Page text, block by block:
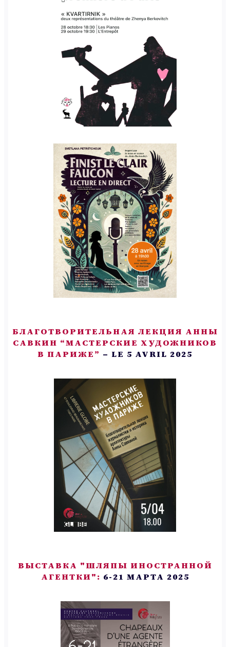
БЛАГОТВОРИТЕЛЬНАЯ ЛЕКЦИЯ АННЫ
САВКИН “МАСТЕРСКИЕ ХУДОЖНИКОВ
В ПАРИЖЕ” – LE 5 AVRIL 2025
ВЫСТАВКА "ШЛЯПЫ ИНОСТРАННОЙ
АГЕНТКИ": 6-21 МАРТА 2025